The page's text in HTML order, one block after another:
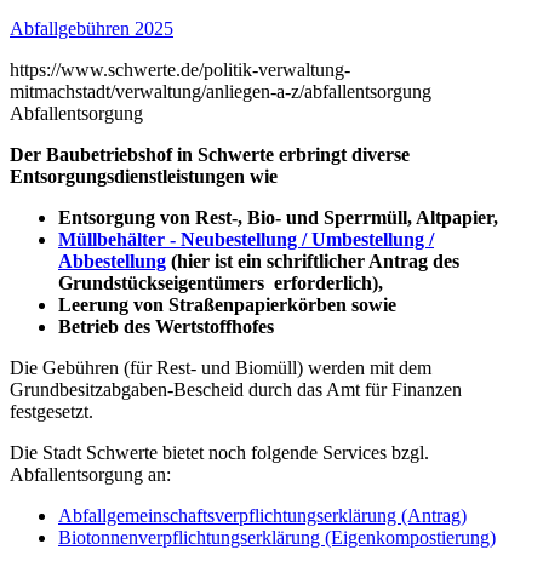
Abfallgebühren 2025
https://www.schwerte.de/politik-verwaltung-
mitmachstadt/verwaltung/anliegen-a-z/abfallentsorgung
Abfallentsorgung
Der Baubetriebshof in Schwerte erbringt diverse
Entsorgungsdienstleistungen wie
Entsorgung von Rest-, Bio- und Sperrmüll, Altpapier,
Müllbehälter - Neubestellung / Umbestellung /
Abbestellung (hier ist ein schriftlicher Antrag des
Grundstückseigentümers erforderlich),
Leerung von Straßenpapierkörben sowie
Betrieb des Wertstoffhofes
Die Gebühren (für Rest- und Biomüll) werden mit dem
Grundbesitzabgaben-Bescheid durch das Amt für Finanzen
festgesetzt.
Die Stadt Schwerte bietet noch folgende Services bzgl.
Abfallentsorgung an:
Abfallgemeinschaftsverpflichtungserklärung (Antrag)
Biotonnenverpflichtungserklärung (Eigenkompostierung)